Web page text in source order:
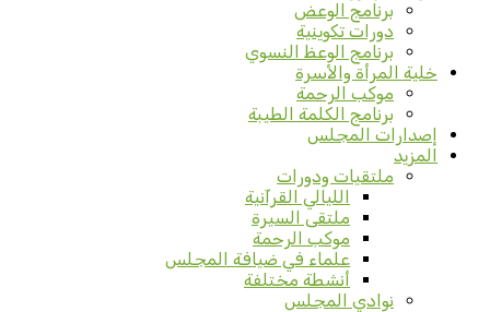
برنامج الوعض
دورات تكوينية
برنامج الوعظ النسوي
خلية المرأة والأسرة
موكب الرحمة
برنامج الكلمة الطيبة
إصدارات المجلس
المزيد
ملتقيات ودورات
الليالي القرآنية
ملتقى السيرة
موكب الرحمة
علماء في ضيافة المجلس
أنشطة مختلفة
نوادي المجلس